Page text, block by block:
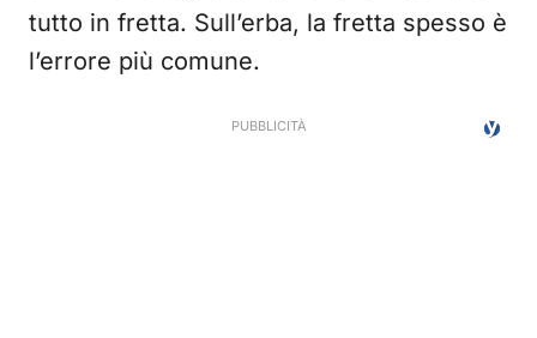
tutto in fretta. Sull’erba, la fretta spesso è
l’errore più comune.